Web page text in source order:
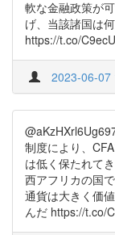
軟な金融政策が
げ、当該諸国は
https://t.co/
2023-06-07
制度により、
は低く保たれて
西アフリカの国
通貨は大きく価
んだ https://t.co/